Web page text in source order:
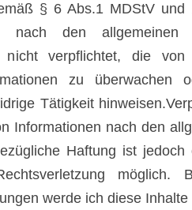
§ 6 Abs.1 MDStV
den allgemeinen
nicht verpflichtet, die
zu überwachen
Tätigkeit
Informationen nach den
Haftung ist
möglich.
werde ich diese